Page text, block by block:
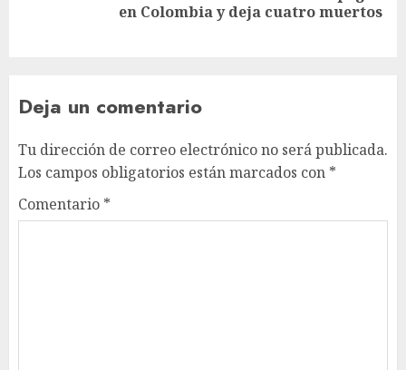
en Colombia y deja cuatro muertos
Deja un comentario
Tu dirección de correo electrónico no será publicada.
Los campos obligatorios están marcados con *
Comentario *